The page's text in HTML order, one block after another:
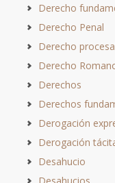
Derecho
Derecho Penal
Derecho
Derecho
Derechos
Derechos
Derogación
Derogación
Desahucio